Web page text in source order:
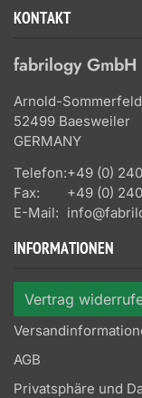
KONTAKT
fabrilogy
Arnold-
52499 Baesweiler
GERMANY
Telefon:+49 (0)
Fax:
+49 (0)
E-Mail:
INFORMATIONEN
Vertrag
AGB
Privatsphäre und